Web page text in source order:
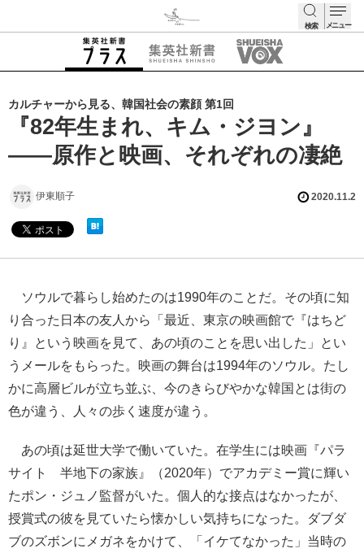
検索 メニュー
カルチャーから見る、韓国社会の素顔 第1回
『82年生まれ、キム・ジヨン』
――原作と映画、それぞれの凄絶
伊東順子 2020.11.2
ソウルで暮らし始めたのは1990年のことだ。その頃に知
り合った日本の友人から「最近、東京の映画館で『はちど
り』という映画を見て、あの頃のことを思い出した」とい
うメールをもらった。映画の舞台は1994年のソウル。たし
かに高層ビルが立ち並ぶ、今のきらびやかな韓国とは街の
色が違う、人々の歩く速度が違う。
あの頃は延世大学で働いていた。在学生には映画『パラ
サイト 半地下の家族』（2020年）でアカデミー賞に輝い
たポン・ジュノ監督がいた。個人的な接点はなかったが、
授賞式の彼を見ていたら懐かしい気持ちになった。ダブダ
ブのズボンにメガネをかけて、「イケてなかった」当時の